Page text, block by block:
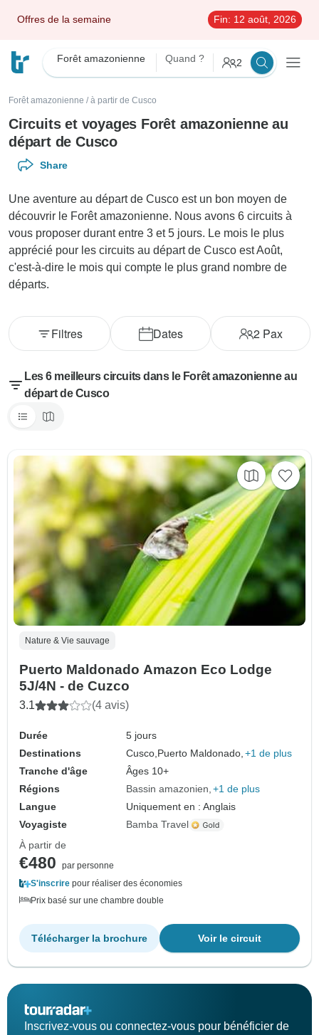
Offres de la semaine Fin: 12 août, 2026
Forêt amazonienne Quand ? 2
Forêt amazonienne / à partir de Cusco
Circuits et voyages Forêt amazonienne au
départ de Cusco
Share
Une aventure au départ de Cusco est un bon moyen de
découvrir le Forêt amazonienne. Nous avons 6 circuits à
vous proposer durant entre 3 et 5 jours. Le mois le plus
apprécié pour les circuits au départ de Cusco est Août,
c'est-à-dire le mois qui compte le plus grand nombre de
départs.
Dates 2Pax
Filtres
Les 6 meilleurs circuits dans le Forêt amazonienne au
départ de Cusco
Nature & Vie sauvage
Puerto Maldonado Amazon Eco Lodge
5J/4N - de Cuzco
3.1 (4 avis)
Durée
5 jours
Destinations
Cusco, Puerto Maldonado, +1 de plus
Tranche d'âge
Âges 10+
Régions
Bassin amazonien +1 de plus
Langue
Uniquement en : Anglais
Voyagiste
Bamba Travel
À partir de
€480
par personne
S'inscrire pour réaliser des économies
Prix basé sur une chambre double
Voir le circuit
Télécharger la brochure
Inscrivez-vous ou connectez-vous pour bénéficier de